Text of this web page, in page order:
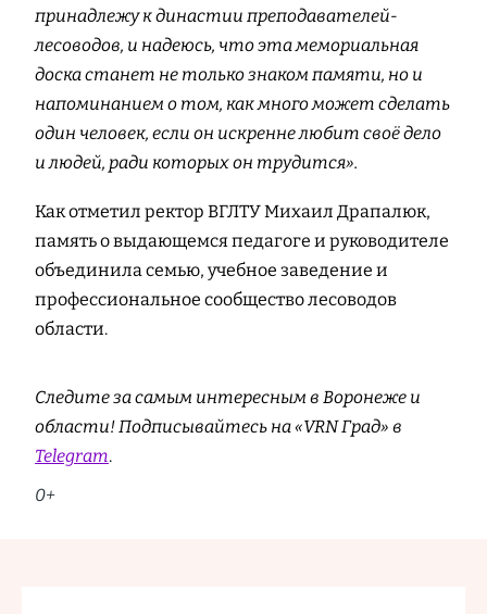
принадлежу к династии преподавателей-
лесоводов, и надеюсь, что эта мемориальная
доска станет не только знаком памяти, но и
напоминанием о том, как много может сделать
один человек, если он искренне любит своё дело
и людей, ради которых он трудится».
Как отметил ректор ВГЛТУ Михаил Драпалюк,
память о выдающемся педагоге и руководителе
объединила семью, учебное заведение и
профессиональное сообщество лесоводов
области.
Следите за самым интересным в Воронеже и
области! Подписывайтесь на «VRN Град» в
Telegram.
0+